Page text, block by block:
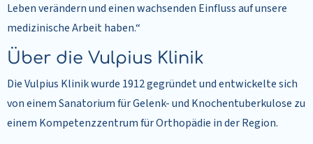
Leben verändern und einen wachsenden Einfluss auf unsere
medizinische Arbeit haben.“
Über die Vulpius Klinik
Die Vulpius Klinik wurde 1912 gegründet und entwickelte sich
von einem Sanatorium für Gelenk- und Knochentuberkulose zu
einem Kompetenzzentrum für Orthopädie in der Region.